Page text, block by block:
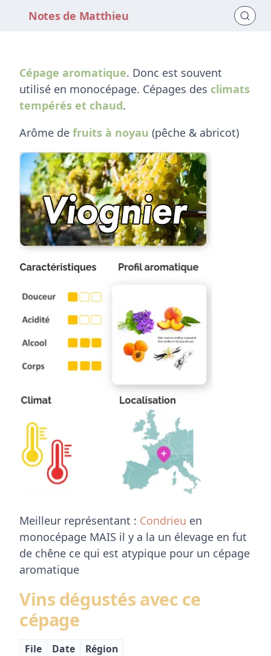
Notes de Matthieu
Cépage aromatique. Donc est souvent
utilisé en monocépage. Cépages des climats
tempérés et chaud.
Arôme de fruits à noyau (pêche & abricot)
Meilleur représentant : Condrieu en
monocépage MAIS il y a la un élevage en fut
de chêne ce qui est atypique pour un cépage
aromatique
Vins dégustés avec ce
cépage
File Date Région